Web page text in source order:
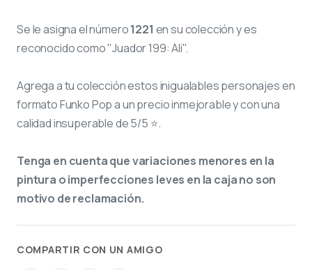
Se le asigna el número1221 en su colección y es
reconocido como "Juador 199: Ali".
Agrega a tu colección estos inigualables personajes en
formato Funko Pop a un precio inmejorable y con una
calidad insuperable de 5/5 ⭐.
Tenga en cuenta que variaciones menores en la
pintura o imperfecciones leves en la caja no son
motivo de reclamación.
COMPARTIR CON UN AMIGO